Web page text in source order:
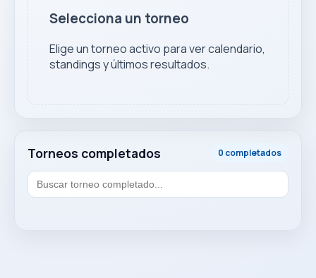
Torneos completados 0 completados
Selecciona un torneo
Elige un torneo activo para ver calendario,
standings y últimos resultados.